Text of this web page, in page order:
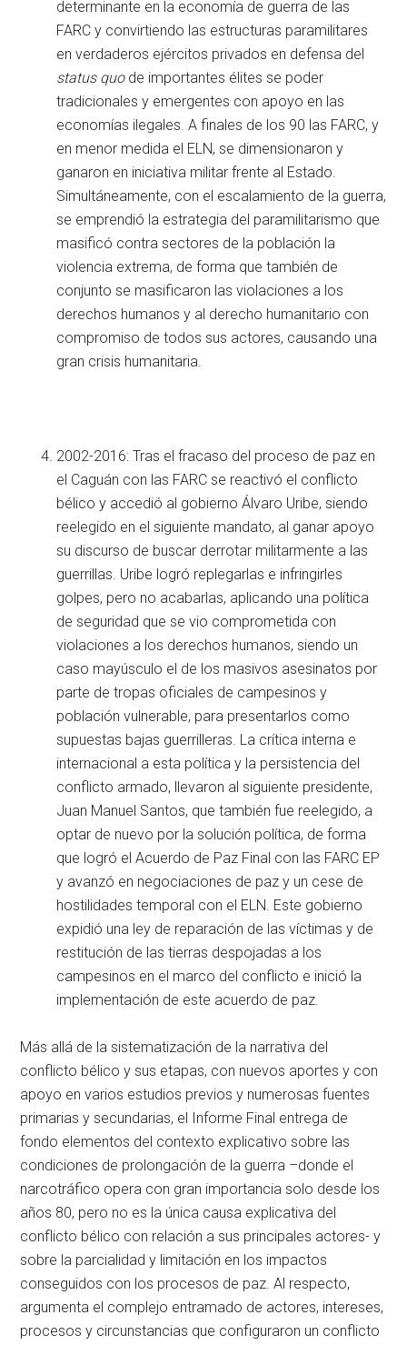
determinante en la economía de guerra de las
FARC y convirtiendo las estructuras paramilitares
en verdaderos ejércitos privados en defensa del
status quode importantes élites se poder
tradicionales y emergentes con apoyo en las
economías ilegales. A finales de los 90 las FARC, y
en menor medida el ELN, se dimensionaron y
ganaron en iniciativa militar frente al Estado.
Simultáneamente, con el escalamiento de la guerra,
se emprendió la estrategia del paramilitarismo que
masificó contra sectores de la población la
violencia extrema, de forma que también de
conjunto se masificaron las violaciones a los
derechos humanos y al derecho humanitario con
compromiso de todos sus actores, causando una
gran crisis humanitaria.
2002-2016: Tras el fracaso del proceso de paz en
el Caguán con las FARC se reactivó el conflicto
bélico y accedió al gobierno Álvaro Uribe, siendo
reelegido en el siguiente mandato, al ganar apoyo
su discurso de buscar derrotar militarmente a las
guerrillas. Uribe logró replegarlas e infringirles
golpes, pero no acabarlas, aplicando una política
de seguridad que se vio comprometida con
violaciones a los derechos humanos, siendo un
caso mayúsculo el de los masivos asesinatos por
parte de tropas oficiales de campesinos y
población vulnerable, para presentarlos como
supuestas bajas guerrilleras. La crítica interna e
internacional a esta política y la persistencia del
conflicto armado, llevaron al siguiente presidente,
Juan Manuel Santos, que también fue reelegido, a
optar de nuevo por la solución política, de forma
que logró el Acuerdo de Paz Final con las FARC EP
y avanzó en negociaciones de paz y un cese de
hostilidades temporal con el ELN. Este gobierno
expidió una ley de reparación de las víctimas y de
restitución de las tierras despojadas a los
campesinos en el marco del conflicto e inició la
implementación de este acuerdo de paz.
Más allá de la sistematización de la narrativa del
conflicto bélico y sus etapas, con nuevos aportes y con
apoyo en varios estudios previos y numerosas fuentes
primarias y secundarias, el Informe Final entrega de
fondo elementos del contexto explicativo sobre las
condiciones de prolongación de la guerra –donde el
narcotráfico opera con gran importancia solo desde los
años 80, pero no es la única causa explicativa del
conflicto bélico con relación a sus principales actores- y
sobre la parcialidad y limitación en los impactos
conseguidos con los procesos de paz. Al respecto,
argumenta el complejo entramado de actores, intereses,
procesos y circunstancias que configuraron un conflicto